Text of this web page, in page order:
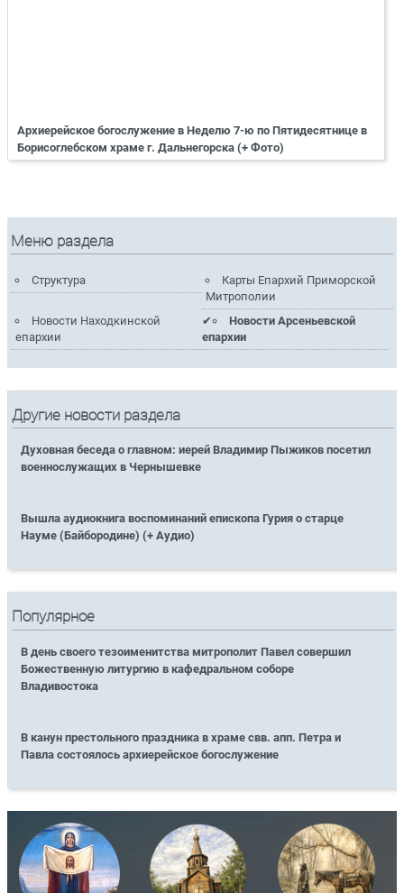
Архиерейское богослужение в Неделю 7-ю по Пятидесятнице в
Борисоглебском храме г. Дальнегорска (+ Фото)
Меню раздела
Структура
Карты Епархий Приморской
Митрополии
Новости Находкинской
епархии
Новости Арсеньевской
епархии
Другие новости раздела
Духовная беседа о главном: иерей Владимир Пыжиков посетил
военнослужащих в Чернышевке
Вышла аудиокнига воспоминаний епископа Гурия о старце
Науме (Байбородине) (+ Аудио)
Популярное
В день своего тезоименитства митрополит Павел совершил
Божественную литургию в кафедральном соборе
Владивостока
В канун престольного праздника в храме свв. апп. Петра и
Павла состоялось архиерейское богослужение